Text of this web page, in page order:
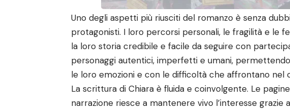
Uno degli aspetti più riusciti del romanzo è senza
protagonisti. I loro percorsi personali, le fragilità e le
la loro storia credibile e facile da seguire con
personaggi autentici, imperfetti e umani,
le loro emozioni e con le difficoltà che affrontano nel
La scrittura di Chiara è fluida e coinvolgente. Le
narrazione riesce a mantenere vivo l’interesse